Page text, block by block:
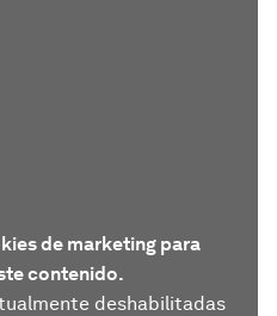
de marketing para
contenido.
deshabilitadas